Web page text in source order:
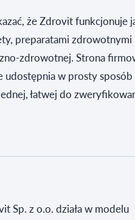
że Zdrovit funkcjonuje
preparatami zdrowotnymi
zdrowotnej. Strona
w prosty sposób
łatwej do
Sp. z o.o. działa w modelu